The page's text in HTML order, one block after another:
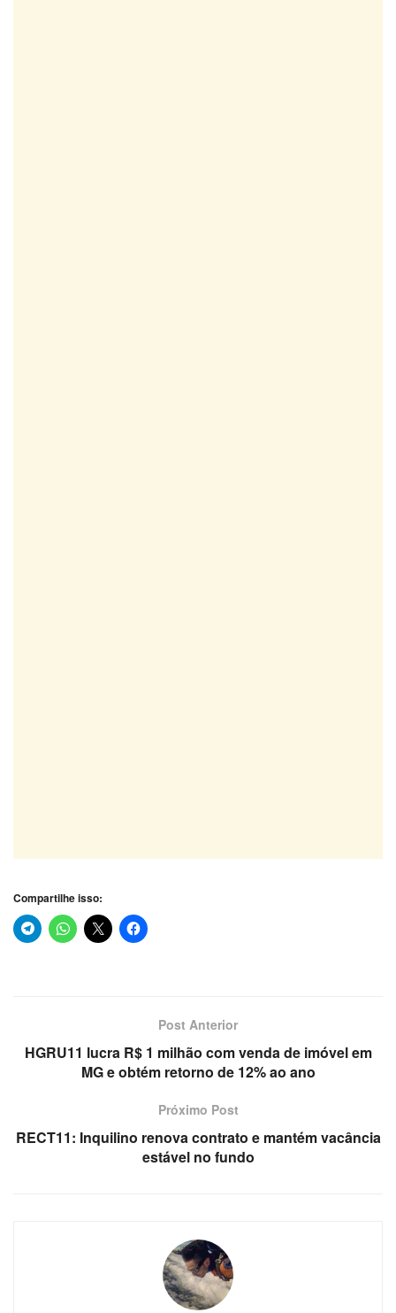
Compartilhe isso:
Post Anterior
HGRU11 lucra R$ 1 milhão com venda de imóvel em
MG e obtém retorno de 12% ao ano
Próximo Post
RECT11: Inquilino renova contrato e mantém vacância
estável no fundo